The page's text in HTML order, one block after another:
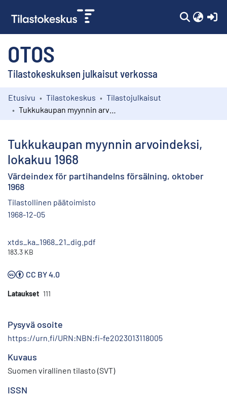
OTOS
Tilastokeskuksen julkaisut verkossa
Kokoelmat
Etusivu Tilastokeskus
Tilastojulkaisut
Tukkukaupan myynnin arvoindeksi,
lokakuu 1968
Värdeindex för partihandelns försälning, oktober
1968
Tilastollinen päätoimisto
1968-12-05
xtds_ka_1968_21_dig.pdf
183.3 KB
CC BY 4.0
Lataukset 111
Pysyvä osoite
https://urn.fi/URN:NBN:fi-fe2023013118005
Kuvaus
Suomen virallinen tilasto (SVT)
ISSN